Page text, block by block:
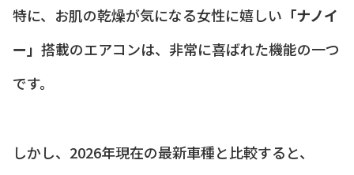
特に、お肌の乾燥が気になる女性に嬉しい 「ナノイ
ー」 搭載のエアコンは、非常に喜ばれた機能の一つ
です。
しかし、2026年現在の最新車種と比較すると、